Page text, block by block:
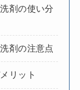
剤の使い分
剤の注意点
リット